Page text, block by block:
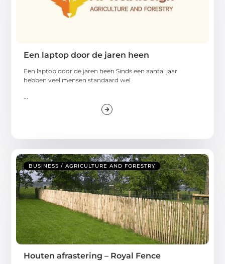
Een laptop door de jaren heen
Een laptop door de jaren heen Sinds een aantal jaar
hebben veel mensen standaard wel
BUSINESS / AGRICULTURE AND FORESTRY
Houten afrastering – Royal Fence